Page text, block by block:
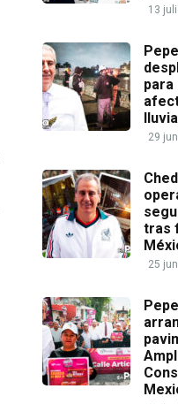
13
para
29
tras
25